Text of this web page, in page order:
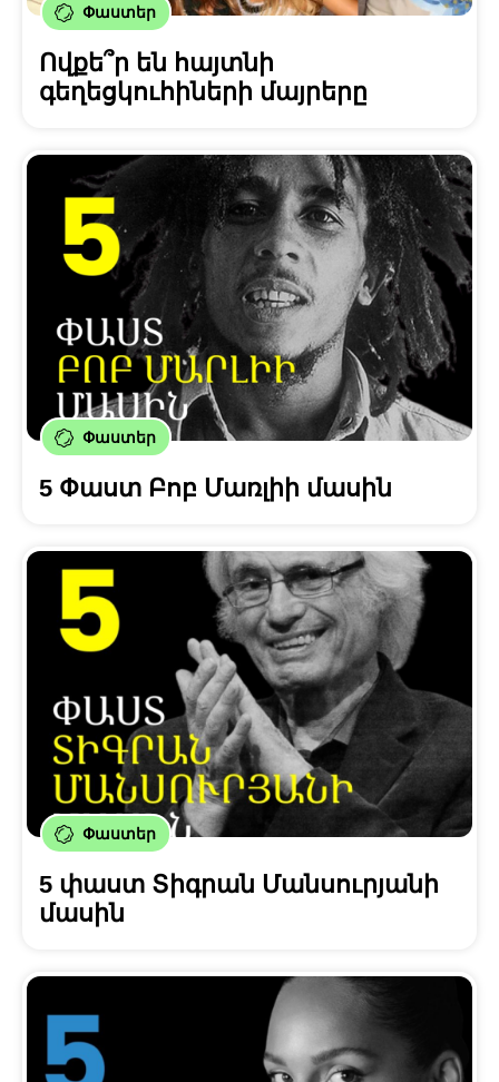
Փաստեր
Ովքե՞ր են հայտնի
գեղեցկուհիների մայրերը
Փաստեր
5 Փաստ Բոբ Մառլիի մասին
Փաստեր
5 փաստ Տիգրան Մանսուրյանի
մասին